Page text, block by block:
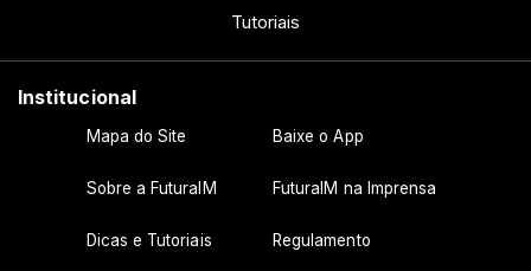
Tutoriais
Institucional
Mapa do Site Baixe o App
Sobre a FuturaIM FuturaIM na Imprensa
Dicas e Tutoriais Regulamento